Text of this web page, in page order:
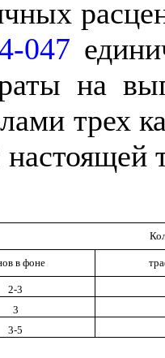
047
на
трех
в фоне
2-3
3
3-5